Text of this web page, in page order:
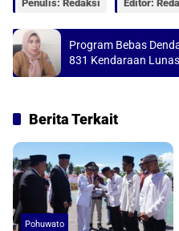
p
k
Penulis: Redaksi Editor:
Program Bebas
831 Kendaraan
Berita Terkait
Pohuwato